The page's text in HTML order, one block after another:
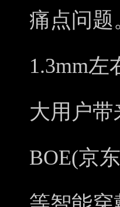
痛点问题
1.3mm
大用户
BOE(京